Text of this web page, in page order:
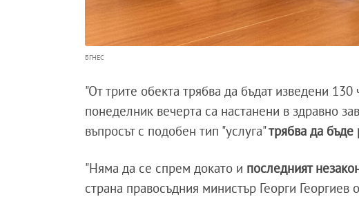
БГНЕС
"От трите обекта трябва да бъдат изведени
понеделник вечерта са настанени в здравно
въпросът с подобен тип "услуга"трябва да
"Няма да се спрем докато и последният
страна правосъдния министър Георги